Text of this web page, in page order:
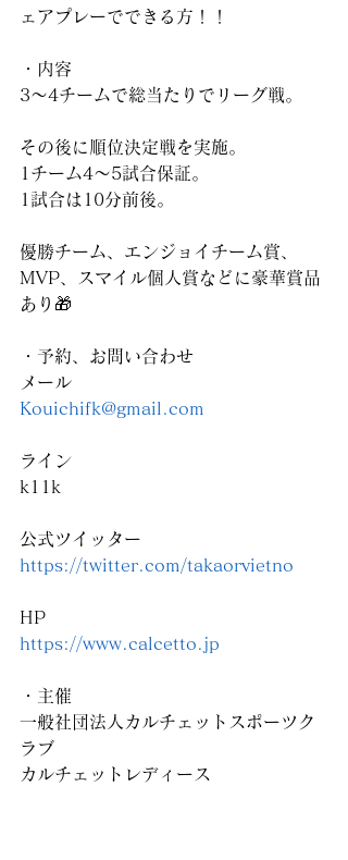
ェアプレーでできる方！！
・内容
3〜4チームで総当たりでリーグ戦。
その後に順位決定戦を実施。
1チーム4〜5試合保証。
1試合は10分前後。
優勝チーム、エンジョイチーム賞、
MVP、スマイル個人賞などに豪華賞品
あり🎁
・予約、お問い合わせ
メール
Kouichifk@gmail.com
ライン
k11k
公式ツイッター
https://twitter.com/takaorvietno
HP
https://www.calcetto.jp
・主催
一般社団法人カルチェットスポーツク
ラブ
カルチェットレディース